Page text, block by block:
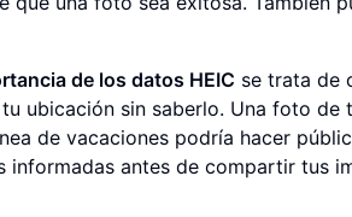
de los datos HEIC se trata de
ubicación sin saberlo. Una foto de
de vacaciones podría hacer
antes de compartir tus